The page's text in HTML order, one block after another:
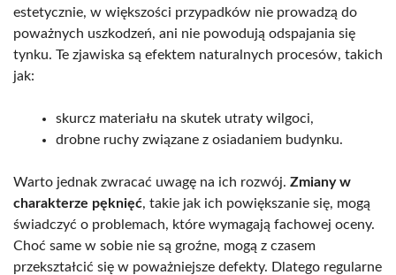
estetycznie, w większości przypadków nie prowadzą do
poważnych uszkodzeń, ani nie powodują odspajania się
tynku. Te zjawiska są efektem naturalnych procesów, takich
jak:
skurcz materiału na skutek utraty wilgoci,
drobne ruchy związane z osiadaniem budynku.
Warto jednak zwracać uwagę na ich rozwój. Zmiany w
charakterze pęknięć, takie jak ich powiększanie się, mogą
świadczyć o problemach, które wymagają fachowej oceny.
Choć same w sobie nie są groźne, mogą z czasem
przekształcić się w poważniejsze defekty. Dlatego regularne